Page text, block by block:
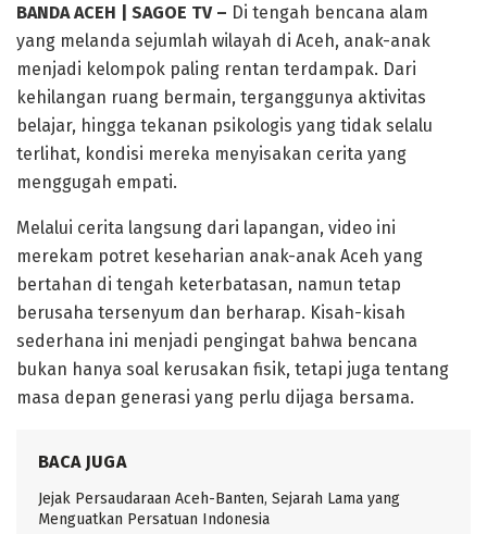
BANDA ACEH | SAGOE TV – Di tengah bencana alam
yang melanda sejumlah wilayah di Aceh, anak-anak
menjadi kelompok paling rentan terdampak. Dari
kehilangan ruang bermain, terganggunya aktivitas
belajar, hingga tekanan psikologis yang tidak selalu
terlihat, kondisi mereka menyisakan cerita yang
menggugah empati.
Melalui cerita langsung dari lapangan, video ini
merekam potret keseharian anak-anak Aceh yang
bertahan di tengah keterbatasan, namun tetap
berusaha tersenyum dan berharap. Kisah-kisah
sederhana ini menjadi pengingat bahwa bencana
bukan hanya soal kerusakan fisik, tetapi juga tentang
masa depan generasi yang perlu dijaga bersama.
BACA JUGA
Jejak Persaudaraan Aceh-Banten, Sejarah Lama yang
Menguatkan Persatuan Indonesia